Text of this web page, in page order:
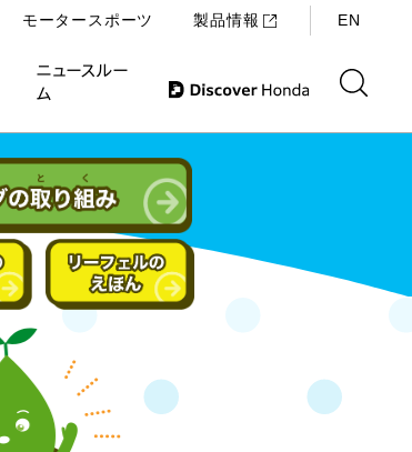
ニュースルー
ム
モータースポーツ 製品情報 EN